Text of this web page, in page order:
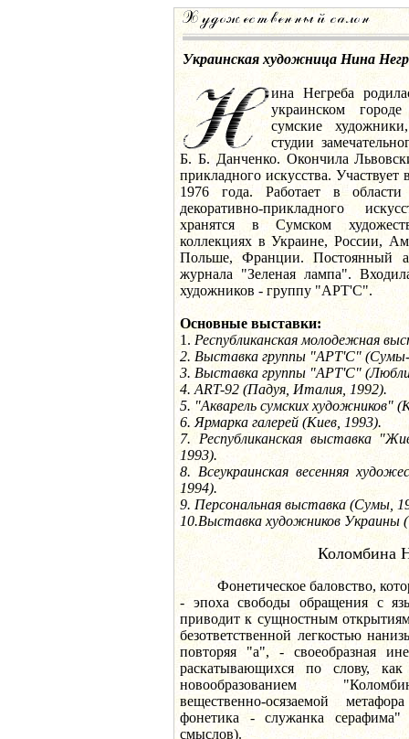
Украинская художница Нина
ина Негреба
украинском
сумские
студии
Б. Б. Данченко. Окончила
прикладного искусства. Участвует
1976 года. Работает в
декоративно-прикладного
хранятся в Сумском
коллекциях в Украине, России,
Польше, Франции. Постоянный
журнала "Зеленая лампа".
художников - группу "АРТ'С".
Основные выставки:
1. Республиканская молодежная
2. Выставка группы "АРТ'С" (Сумы-
3. Выставка группы "АРТ'С"
4. ART-92 (Падуя, Италия, 1992).
5. "Акварель сумских художников"
6. Ярмарка галерей (Киев, 1993).
7. Республиканская выставка
1993).
8. Всеукраинская весенняя
1994).
9. Персональная выставка (Сумы,
10.Выставка художников Украины
Коломбина
Фонетическое баловство,
- эпоха свободы обращения с
приводит к сущностным
безответственной легкостью
повторяя "а", - своеобразная
раскатывающихся по слову,
новообразованием
вещественно-осязаемой
фонетика - служанка
смыслов).